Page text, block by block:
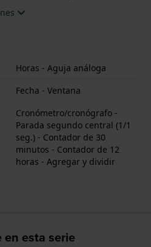
Horas - Aguja análoga
Fecha - Ventana
Cronómetro/cronógrafo -
Parada segundo central (1/1
seg.) - Contador de 30
minutos - Contador de 12
horas - Agregar y dividir
esta serie